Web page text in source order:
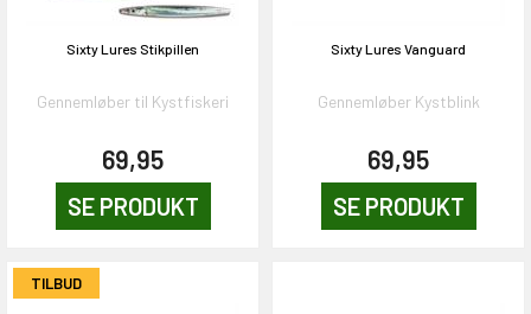
Sixty Lures Stikpillen
Gennemløber til Kystfiskeri
69,95
SE PRODUKT
Sixty Lures Vanguard
Gennemløber Kystblink
69,95
SE PRODUKT
TILBUD